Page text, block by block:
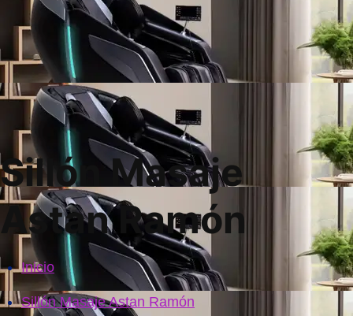
Sillón Masaje
Astan Ramón
Inicio
Sillón Masaje Astan Ramón